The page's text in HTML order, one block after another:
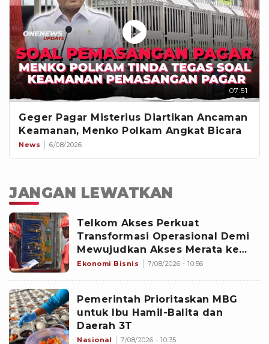
07:51
Geger Pagar Misterius Diartikan Ancaman
Keamanan, Menko Polkam Angkat Bicara
News 6/08/2026
JANGAN LEWATKAN
Telkom Akses Perkuat
Transformasi Operasional Demi
Mewujudkan Akses Merata ke
Seluruh Negeri
Ekonomi Bisnis 7/08/2026 - 10:56
Pemerintah Prioritaskan MBG
untuk Ibu Hamil-Balita dan
Daerah 3T
Nasional 7/08/2026 - 10:35